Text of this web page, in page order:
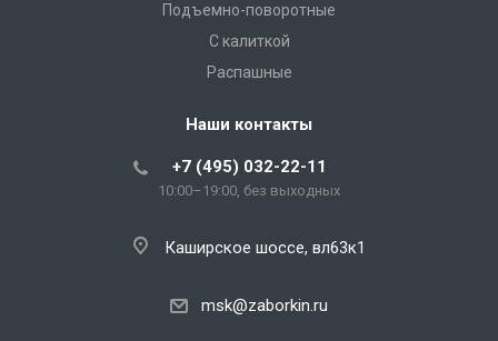
Подъемно-поворотные
С калиткой
Распашные
Наши контакты
+7 (495) 032-22-11
10:00–19:00, без выходных
Каширское шоссе, вл63к1
msk@zaborkin.ru